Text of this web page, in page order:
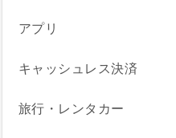
アプリ
キャッシュレス決済
旅行・レンタカー